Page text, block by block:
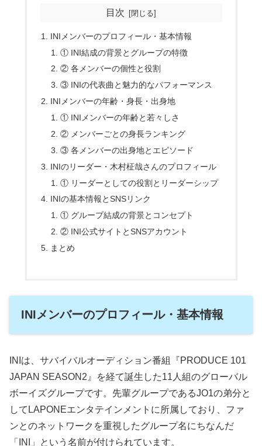
目次
INIメンバーのプロフィール・基本情報
① INI結成の背景とグループの特徴
② 各メンバーの個性と役割
③ INIの代表曲と魅力的なパフォーマンス
INIメンバーの年齢・身長・出身地
① INIメンバーの年齢と若々しさ
② メンバーごとの身長ランキング
③ 各メンバーの出身地とエピソード
INIのリーダー・木村柾哉さんのプロフィール
① リーダーとしての役割とリーダーシップ
INIの基本情報とSNSリンク
① グループ結成の背景とコンセプト
② INI公式サイトとSNSアカウント
まとめ
INIメンバーのプロフィール・基本情報
INIは、サバイバルオーディション番組『PRODUCE 101
JAPAN SEASON2』を経て誕生した11人組のグローバル
ボーイズグループです。先輩グループであるJO1の弟分と
してLAPONEエンタテインメントに所属しており、ファ
ンとのネットワークを重視したグループ名にちなんだ
「INI」という名前が付けられています。